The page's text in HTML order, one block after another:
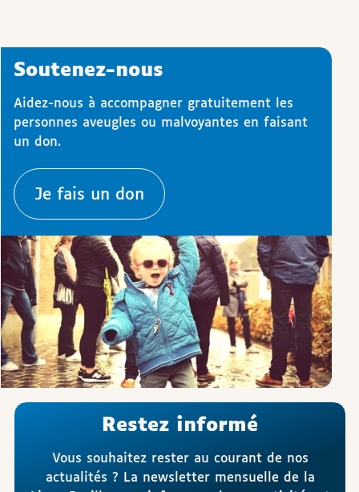
Soutenez-nous
Aidez-nous à accompagner gratuitement les
personnes aveugles ou malvoyantes en faisant
un don.
Je fais un don
Restez informé
Vous souhaitez rester au courant de nos
actualités ? La newsletter mensuelle de la